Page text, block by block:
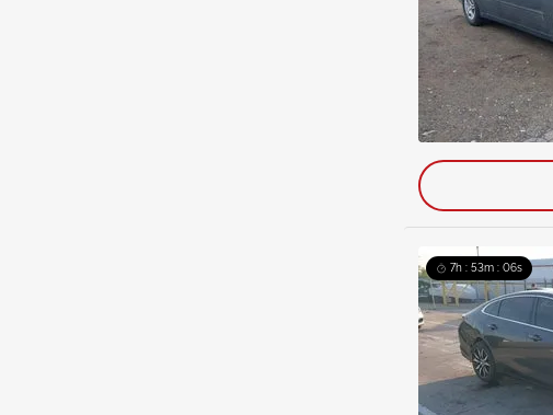
7h : 53m : 04s